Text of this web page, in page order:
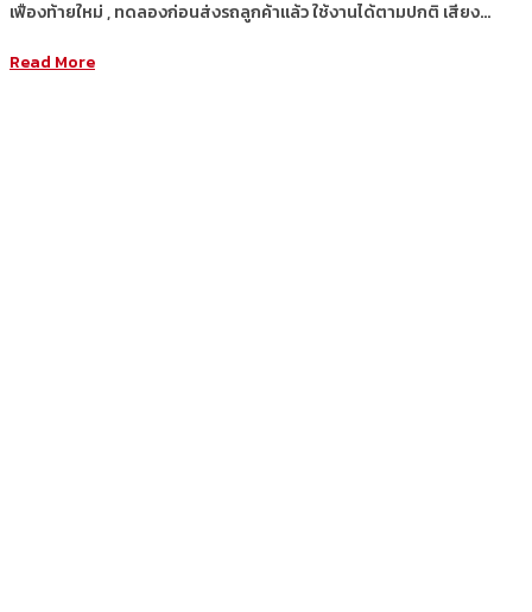
เฟืองท้ายใหม่ , ทดลองก่อนส่งรถลูกค้าแล้ว ใช้งานได้ตามปกติ เสียง…
Read More